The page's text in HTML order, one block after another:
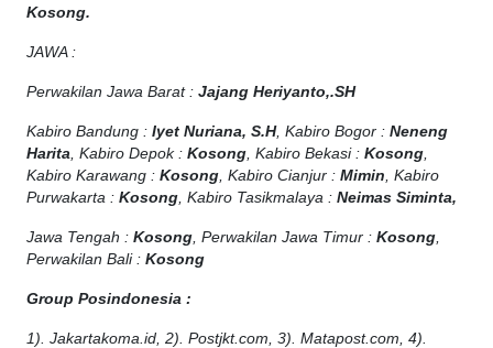
Kosong.
JAWA :
Perwakilan Jawa Barat : Jajang Heriyanto,.SH
Kabiro Bandung : Iyet Nuriana, S.H, Kabiro Bogor : Neneng
Harita , Kabiro Depok : Kosong , Kabiro Bekasi : Kosong
Kabiro Karawang : Kosong , Kabiro Cianjur : Mimin , Kabiro
Purwakarta : Kosong , Kabiro Tasikmalaya : Neimas Siminta,
Jawa Tengah : Kosong , Perwakilan Jawa Timur : Kosong
Perwakilan Bali : Kosong
Group Posindonesia :
1). Jakartakoma.id, 2). Postjkt.com, 3). Matapost.com, 4).